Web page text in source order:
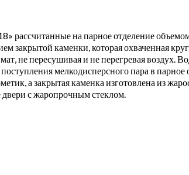
рассчитанные на парное отделение
закрытой каменки, которая охваченная
не пересушивая и не перегревая воздух.
мелкодисперсного пара в
а закрытая каменка изготовлена из
с жаропрочным стеклом.